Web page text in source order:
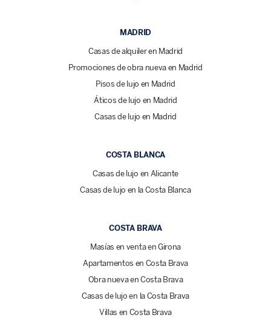
MADRID
Casas de alquiler en Madrid
Promociones de obra nueva en Madrid
Pisos de lujo en Madrid
Áticos de lujo en Madrid
Casas de lujo en Madrid
COSTA BLANCA
Casas de lujo en Alicante
Casas de lujo en la Costa Blanca
COSTA BRAVA
Masías en venta en Girona
Apartamentos en Costa Brava
Obra nueva en Costa Brava
Casas de lujo en la Costa Brava
Villas en Costa Brava